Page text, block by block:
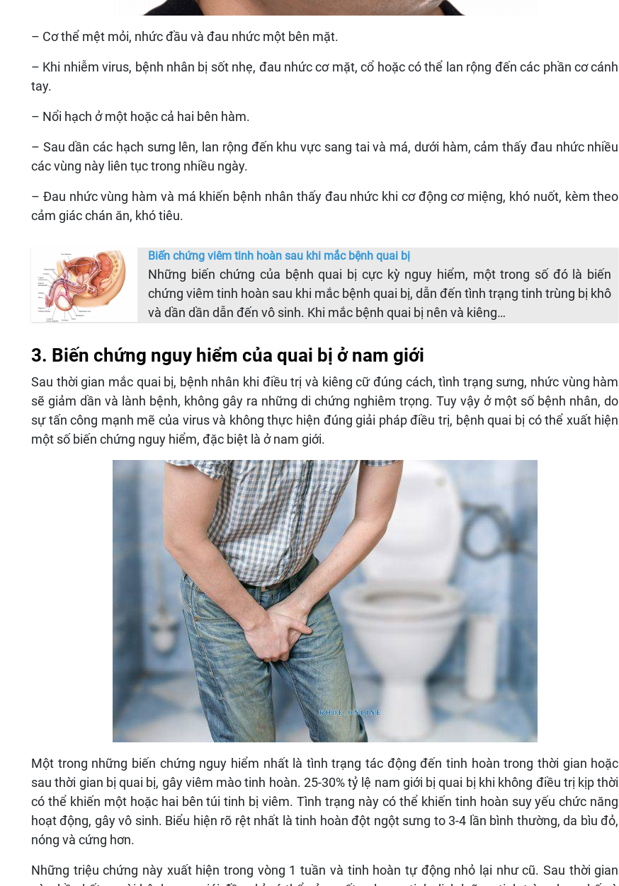
– Cơ thể mệt mỏi, nhức đầu và đau nhức một bên mặt.
– Khi nhiễm virus, bệnh nhân bị sốt nhẹ, đau nhức cơ mặt, cổ hoặc có thể lan rộng đến các phần cơ cánh
tay.
– Nổi hạch ở một hoặc cả hai bên hàm.
– Sau dần các hạch sưng lên, lan rộng đến khu vực sang tai và má, dưới hàm, cảm thấy đau nhức nhiều
các vùng này liên tục trong nhiều ngày.
– Đau nhức vùng hàm và má khiến bệnh nhân thấy đau nhức khi cơ động cơ miệng, khó nuốt, kèm theo
cảm giác chán ăn, khó tiêu.
Biến chứng viêm tinh hoàn sau khi mắc bệnh quai bị
Những biến chứng của bệnh quai bị cực kỳ nguy hiểm, một trong số đó là biến
chứng viêm tinh hoàn sau khi mắc bệnh quai bị, dẫn đến tình trạng tinh trùng bị khô
và dần dần dẫn đến vô sinh. Khi mắc bệnh quai bị nên và kiêng…
3. Biến chứng nguy hiểm của quai bị ở nam giới
Sau thời gian mắc quai bị, bệnh nhân khi điều trị và kiêng cữ đúng cách, tình trạng sưng, nhức vùng hàm
sẽ giảm dần và lành bệnh, không gây ra những di chứng nghiêm trọng. Tuy vậy ở một số bệnh nhân, do
sự tấn công mạnh mẽ của virus và không thực hiện đúng giải pháp điều trị, bệnh quai bị có thể xuất hiện
một số biến chứng nguy hiểm, đặc biệt là ở nam giới.
Một trong những biến chứng nguy hiểm nhất là tình trạng tác động đến tinh hoàn trong thời gian hoặc
sau thời gian bị quai bị, gây viêm mào tinh hoàn. 25-30% tỷ lệ nam giới bị quai bị khi không điều trị kịp thời
có thể khiến một hoặc hai bên túi tinh bị viêm. Tình trạng này có thể khiến tinh hoàn suy yếu chức năng
hoạt động, gây vô sinh. Biểu hiện rõ rệt nhất là tinh hoàn đột ngột sưng to 3-4 lần bình thường, da bìu đỏ,
nóng và cứng hơn.
Những triệu chứng này xuất hiện trong vòng 1 tuần và tinh hoàn tự động nhỏ lại như cũ. Sau thời gian